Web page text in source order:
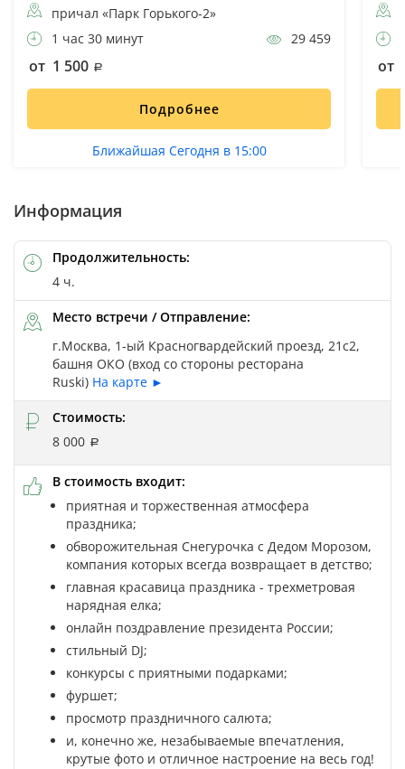
причал «Парк Горького-2»
1 час 30 минут
29 459
от 1 500
Подробнее
Ближайшая Сегодня в 15:00
от
Информация
Продолжительность:
4 ч.
Место встречи / Отправление:
г.Москва, 1-ый Красногвардейский проезд, 21c2,
башня ОКО (вход со стороны ресторана
Ruski) На карте ►
Стоимость:
8 000
В стоимость входит:
приятная и торжественная атмосфера
праздника;
обворожительная Снегурочка с Дедом Морозом,
компания которых всегда возвращает в детство;
главная красавица праздника - трехметровая
нарядная елка;
онлайн поздравление президента России;
стильный DJ;
конкурсы с приятными подарками;
фуршет;
просмотр праздничного салюта;
и, конечно же, незабываемые впечатления,
крутые фото и отличное настроение на весь год!